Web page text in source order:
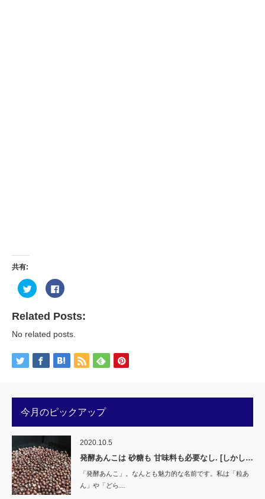
共有:
ク
リ
し
て
Twitter
で
(新
ド
ウ
で
き
ま
す)
Facebook
で
す
る
は
ッ
ク
さ
(新
い
ウ
ン
ド
ウ
で
開
き
ま
Related Posts:
No related posts.
今月のピックアップ
2020.10.5
発酵あんこは 砂糖も 甘味料も必要なし. [しかし…
「発酵あんこ」。なんとも魅力的な名前です。私は「粒あ
ん」や「どら…